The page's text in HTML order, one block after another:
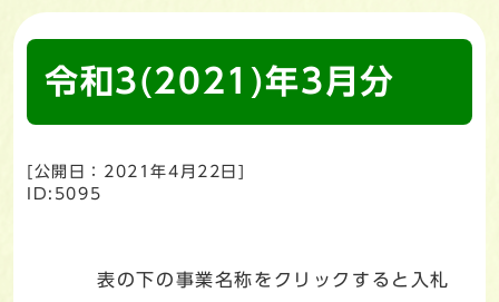
令和3(2021)年3月分
[公開日： 2021年4月22日 ]
ID:5095
表の下の事業名称をクリックすると入札